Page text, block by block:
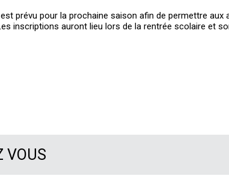
est prévu pour la prochaine saison afin de permettre
inscriptions auront lieu lors de la rentrée scolaire et
VOUS